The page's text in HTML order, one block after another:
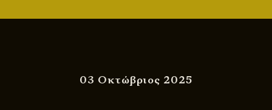
03 Οκτώβριος 2025